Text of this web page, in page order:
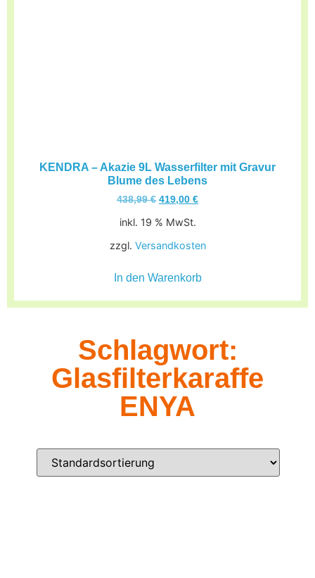
KENDRA – Akazie 9L Wasserfilter mit Gravur
Blume des Lebens
438,99€ 419,00 €
inkl. 19 % MwSt.
zzgl. Versandkosten
In den Warenkorb
Schlagwort:
Glasfilterkaraffe
ENYA